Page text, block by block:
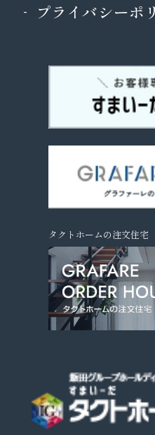
プライバシーポ
タクトホームの注文住宅